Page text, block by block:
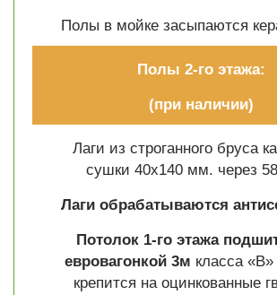
Полы в мойке засыпаются
Полы 2-го этажа:
(при наличии)
Лаги из строганного бруса
сушки 40х140 мм. через
Лаги обрабатываются
Потолок 1-го этажа
евровагонкой 3м класса
крепится на оцинкованные